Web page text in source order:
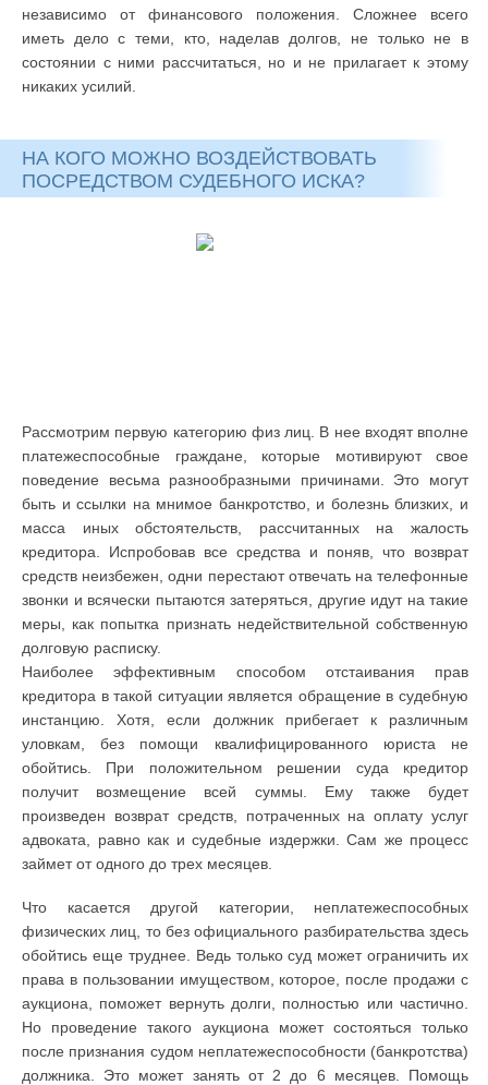
независимо от финансового положения. Сложнее всего
иметь дело с теми, кто, наделав долгов, не только не в
состоянии с ними рассчитаться, но и не прилагает к этому
никаких усилий.
НА КОГО МОЖНО ВОЗДЕЙСТВОВАТЬ
ПОСРЕДСТВОМ СУДЕБНОГО ИСКА?
Рассмотрим первую категорию физ лиц. В нее входят вполне
платежеспособные граждане, которые мотивируют свое
поведение весьма разнообразными причинами. Это могут
быть и ссылки на мнимое банкротство, и болезнь близких, и
масса иных обстоятельств, рассчитанных на жалость
кредитора. Испробовав все средства и поняв, что возврат
средств неизбежен, одни перестают отвечать на телефонные
звонки и всячески пытаются затеряться, другие идут на такие
меры, как попытка признать недействительной собственную
долговую расписку.
Наиболее эффективным способом отстаивания прав
кредитора в такой ситуации является обращение в судебную
инстанцию. Хотя, если должник прибегает к различным
уловкам, без помощи квалифицированного юриста не
обойтись. При положительном решении суда кредитор
получит возмещение всей суммы. Ему также будет
произведен возврат средств, потраченных на оплату услуг
адвоката, равно как и судебные издержки. Сам же процесс
займет от одного до трех месяцев.
Что касается другой категории, неплатежеспособных
физических лиц, то без официального разбирательства здесь
обойтись еще труднее. Ведь только суд может ограничить их
права в пользовании имуществом, которое, после продажи с
аукциона, поможет вернуть долги, полностью или частично.
Но проведение такого аукциона может состояться только
после признания судом неплатежеспособности (банкротства)
должника. Это может занять от 2 до 6 месяцев. Помощь